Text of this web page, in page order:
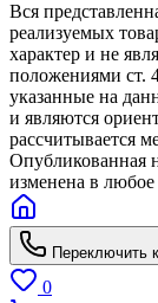
Вся
реализуемых
характер и не
положениями ст.
указанные на
и являются
рассчитывается
Опубликованная
изменена в любое
Переключить
0